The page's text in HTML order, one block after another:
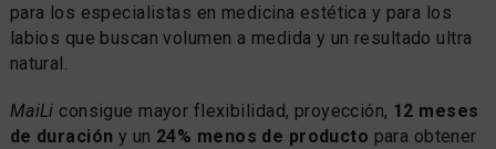
para los especialistas en medicina estética y para los
labios que buscan volumen a medida y un resultado ultra
natural.
MaiLi consigue mayor flexibilidad, proyección, 12 meses
de duración y un 24% menos de producto para obtener